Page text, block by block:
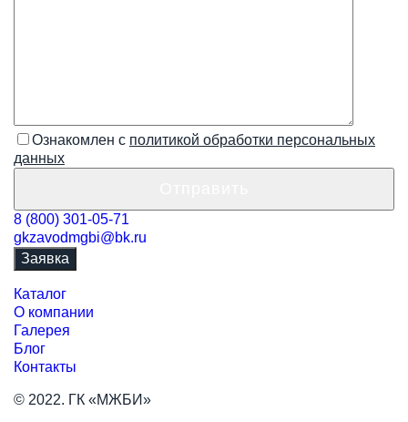
Ознакомлен с политикой обработки персональных
данных
8 (800) 301-05-71
gkzavodmgbi@bk.ru
Заявка
Каталог
О компании
Галерея
Блог
Контакты
© 2022. ГК «МЖБИ»